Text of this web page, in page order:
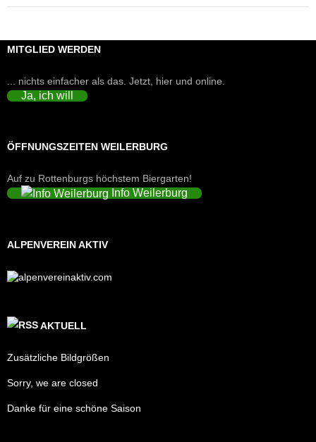
MITGLIED WERDEN
... nichts einfacher als das. Jetzt, hier und online.
Ja, ich will
ÖFFNUNGSZEITEN WEILERBURG
Auf zu Rottenburgs höchstem Biergarten!
Info Weilerburg
ALPENVEREIN AKTIV
AKTUELL
Zusätzliche Bildgrößen
Sorry, we are closed
Danke für eine schöne Saison